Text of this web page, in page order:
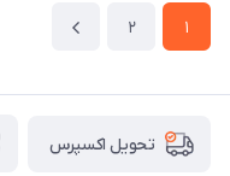
1
2
تحویل اکسپرس